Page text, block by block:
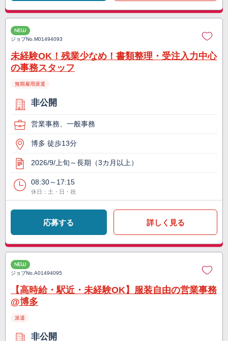
NEW
ジョブNo.M01494093
未経験OK！残業少なめ！書類整理・受注入力中心
の事務スタッフ
無期雇用派遣
非公開
営業事務、一般事務
博多 徒歩13分
2026/9/上旬～長期（3カ月以上）
08:30～17:15
休日：土・日・祝
応募する 詳しく見る
NEW
ジョブNo.A01494095
【高時給・駅近・未経験OK】服装自由の営業事務
@博多
派遣
非公開